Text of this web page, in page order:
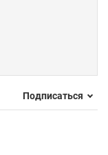
Подписаться